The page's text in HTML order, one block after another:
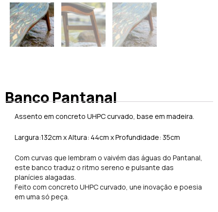
Banco Pantanal
Assento em concreto UHPC curvado, base em madeira.
Largura:132cm x Altura: 44cm x Profundidade: 35cm
Com curvas que lembram o vaivém das águas do Pantanal,
este banco traduz o ritmo sereno e pulsante das
planícies alagadas.
Feito com concreto UHPC curvado, une inovação e poesia
em uma só peça.